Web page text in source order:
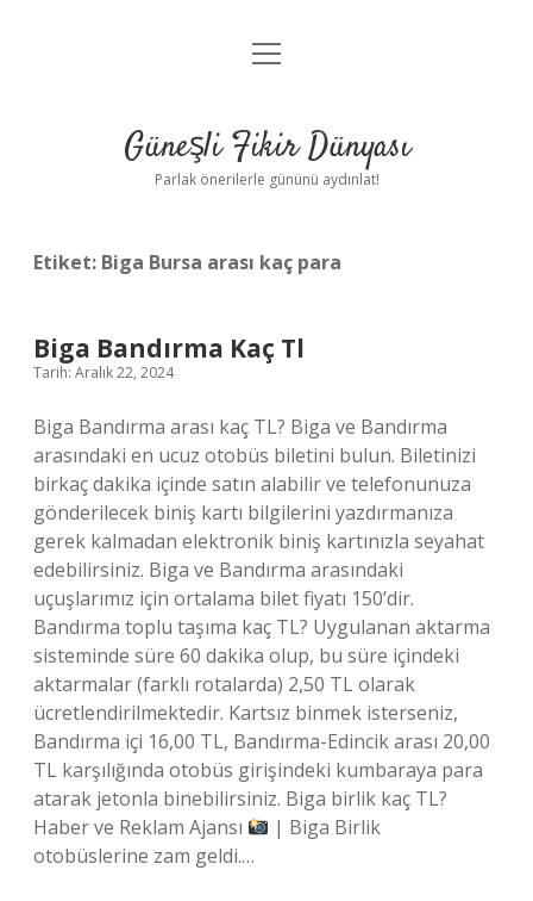
Anasayfa
Yasal Uyarı
menüyü
Güneşli Fikir Dünyası
Parlak önerilerle gününü aydınlat!
Etiket: Biga Bursa arası kaç para
Biga Bandırma Kaç Tl
Tarih: Aralık 22, 2024
Biga Bandırma arası kaç TL? Biga ve Bandırma
arasındaki en ucuz otobüs biletini bulun. Biletinizi
birkaç dakika içinde satın alabilir ve telefonunuza
gönderilecek biniş kartı bilgilerini yazdırmanıza
gerek kalmadan elektronik biniş kartınızla seyahat
edebilirsiniz. Biga ve Bandırma arasındaki
uçuşlarımız için ortalama bilet fiyatı 150’dir.
Bandırma toplu taşıma kaç TL? Uygulanan aktarma
sisteminde süre 60 dakika olup, bu süre içindeki
aktarmalar (farklı rotalarda) 2,50 TL olarak
ücretlendirilmektedir. Kartsız binmek isterseniz,
Bandırma içi 16,00 TL, Bandırma-Edincik arası 20,00
TL karşılığında otobüs girişindeki kumbaraya para
atarak jetonla binebilirsiniz. Biga birlik kaç TL?
Haber ve Reklam Ajansı
| Biga Birlik
otobüslerine zam geldi.…